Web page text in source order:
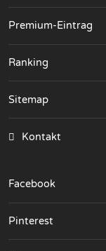
Premium-Eintrag
Ranking
Sitemap
Kontakt
Facebook
Pinterest